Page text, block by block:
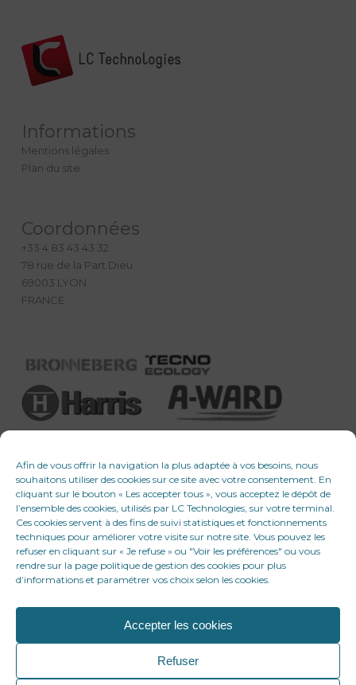
Afin de vous offrir la navigation la plus adaptée à vos besoins, nous
souhaitons utiliser des cookies sur ce site avec votre consentement. En
cliquant sur le bouton « Les accepter tous », vous acceptez le dépôt de
l’ensemble des cookies, utilisés par LC Technologies, sur votre terminal.
Ces cookies servent à des fins de suivi statistiques et fonctionnements
techniques pour améliorer votre visite sur notre site. Vous pouvez les
refuser en cliquant sur « Je refuse » ou "Voir les préférences" ou vous
rendre sur la page politique de gestion des cookies pour plus
d’informations et paramétrer vos choix selon les cookies.
Accepter les cookies
Refuser
Informations
Mentions légales
Plan du site
Coordonnées
+33 4 83 43 43 32
78 rue de la Part Dieu
69003 LYON
FRANCE